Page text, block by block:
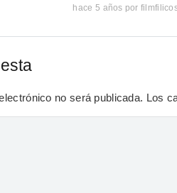
hace 5 años por
no será publicada. Los